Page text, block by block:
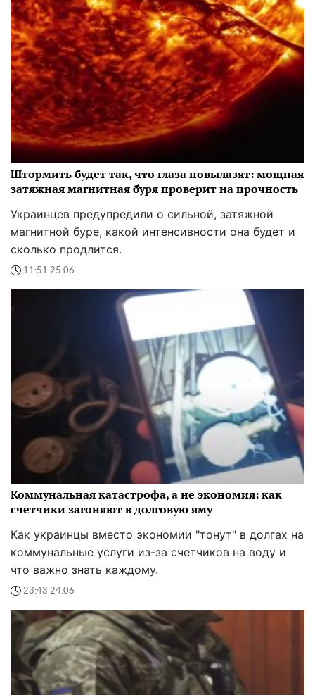
Штормить будет так, что глаза повылазят: мощная
затяжная магнитная буря проверит на прочность
Украинцев предупредили о сильной, затяжной
магнитной буре, какой интенсивности она будет и
сколько продлится.
11:51 25.06
Коммунальная катастрофа, а не экономия: как
счетчики загоняют в долговую яму
Как украинцы вместо экономии "тонут" в долгах на
коммунальные услуги из-за счетчиков на воду и
что важно знать каждому.
23:43 24.06